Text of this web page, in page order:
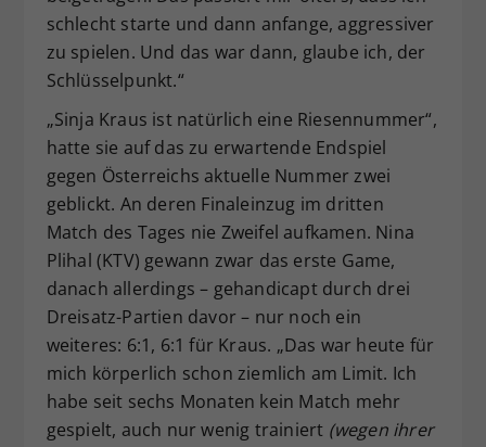
schlecht starte und dann anfange, aggressiver
zu spielen. Und das war dann, glaube ich, der
Schlüsselpunkt.“
„Sinja Kraus ist natürlich eine Riesennummer“,
hatte sie auf das zu erwartende Endspiel
gegen Österreichs aktuelle Nummer zwei
geblickt. An deren Finaleinzug im dritten
Match des Tages nie Zweifel aufkamen. Nina
Plihal (KTV) gewann zwar das erste Game,
danach allerdings – gehandicapt durch drei
Dreisatz-Partien davor – nur noch ein
weiteres: 6:1, 6:1 für Kraus. „Das war heute für
mich körperlich schon ziemlich am Limit. Ich
habe seit sechs Monaten kein Match mehr
gespielt, auch nur wenig trainiert (wegen ihrer